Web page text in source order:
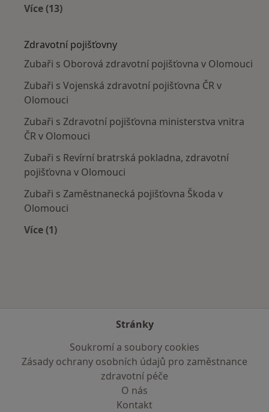
Více (13)
Zdravotní pojišťovny
Zubaři s Oborová zdravotní pojišťovna v Olomouci
Zubaři s Vojenská zdravotní pojišťovna ČR v
Olomouci
Zubaři s Zdravotní pojišťovna ministerstva vnitra
ČR v Olomouci
Zubaři s Revírní bratrská pokladna, zdravotní
pojišťovna v Olomouci
Zubaři s Zaměstnanecká pojišťovna Škoda v
Olomouci
Více (1)
Stránky
Soukromí a soubory cookies
Zásady ochrany osobních údajů pro zaměstnance
zdravotní péče
O nás
Kontakt